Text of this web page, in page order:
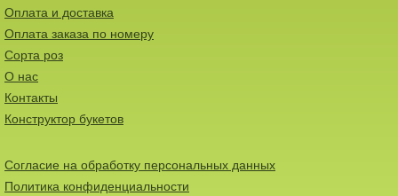
Оплата и доставка
Оплата заказа по номеру
Сорта роз
О нас
Контакты
Конструктор букетов
Согласие на обработку персональных данных
Политика конфиденциальности